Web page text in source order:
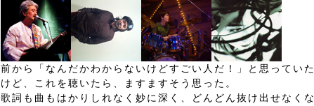
前から「なんだかわからないけどすごい人だ！」と思っていた
けど、これを聴いたら、ますますそう思った。
歌詞も曲もはかりしれなく妙に深く、どんどん抜け出せなくな